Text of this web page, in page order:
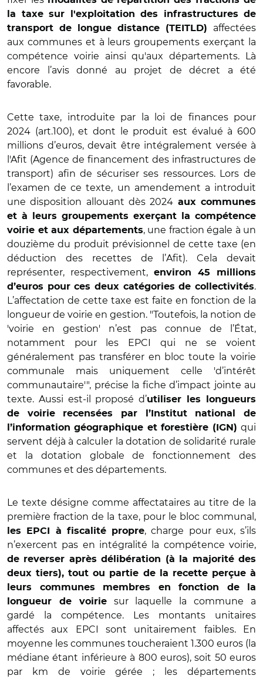
la taxe sur l'exploitation des infrastructures de
transport de longue distance (TEITLD) affectées
aux communes et à leurs groupements exerçant la
compétence voirie ainsi qu'aux départements. Là
encore l ’avis donné au projet de décret a été
favorable.
Cette taxe, introduite par la loi de finances pour
2024 (art.100), et dont le produit est évalué à 600
millions d’euros, devait être intégralement versée à
l'Afit (Agence de financement des infrastructures de
transport) afin de sécuriser ses ressources. Lors de
’examen de ce texte, un amendement a introduit
une disposition allouant dès 2024 aux communes
et à leurs groupements exerçant la compétence
voirie et aux départements, une fraction égale à un
douzième du produit prévisionnel de cette taxe (en
déduction des recettes de l ’Afit). Cela devait
représenter, respectivement, environ 45 millions
d’euros pour ces deux catégories de collectivités.
L ’affectation de cette taxe est faite en fonction de la
longueur de voirie en gestion. "Toutefois, la notion de
'voirie en gestion' n’est pas connue de l’État,
notamment pour les EPCI qui ne se voient
généralement pas transférer en bloc toute la voirie
communale mais uniquement celle 'd’intérêt
communautaire'", précise la fiche d’impact jointe au
texte. Aussi est-il proposé d’utiliser les longueurs
de voirie recensées par l ’I nstitut national de
’information géographique et forestière (IGN)qui
servent déjà à calculer la dotation de solidarité rurale
et la dotation globale de fonctionnement des
communes et des départements.
Le texte désigne comme affectataires au titre de la
première fraction de la taxe, pour le bloc communal,
les EPCI à fiscalité propre, charge pour eux, s’ils
n’exercent pas en intégralité la compétence voirie,
de reverser après délibération (à la majorité des
deux tiers), tout ou partie de la recette perçueà
leurs communes membres en fonction de la
longueur de voiriesur laquelle la commune a
gardé
la compétence. Les montants unitaires
affectés aux EPCI sont unitairement faibles. En
moyenne les communes toucheraient 1.300 euros (la
médianeétant inférieure à 800 euros), soit 50 euros
par km de voirie gérée ; les départements